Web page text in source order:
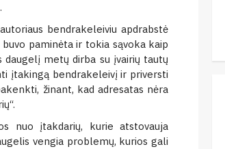
bendrakeleiviu apdrabstė
paminėta ir tokia sąvoka kaip
daugelį metų dirba su įvairių tautų
įtakingą bendrakeleivį ir priversti
žinant, kad adresatas nėra
nuo įtakdarių, kurie atstovauja
vengia problemų, kurios gali